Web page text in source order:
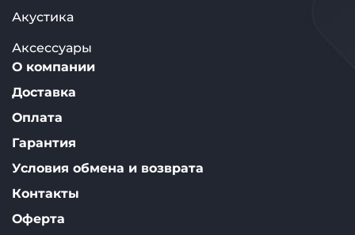
Акустика
Аксессуары
О компании
Доставка
Оплата
Гарантия
Условия обмена и возврата
Контакты
Оферта